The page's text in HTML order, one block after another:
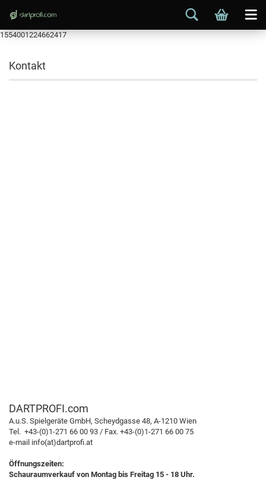
1554001224662417
Kontakt
DARTPROFI.com
A.u.S. Spielgeräte GmbH, Scheydgasse 48, A-1210 Wien
Tel. +43-(0)1-271 66 00 93 / Fax. +43-(0)1-271 66 00 75
e-mail info(at)dartprofi.at
Öffnungszeiten:
Schauraumverkauf von Montag bis Freitag 15 - 18 Uhr.